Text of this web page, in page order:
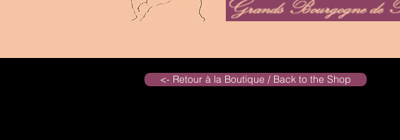
<- Retour à la Boutique / Back to the Shop